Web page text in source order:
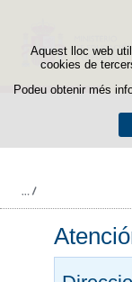
Aquest lloc web
cookies de
Podeu obtenir més